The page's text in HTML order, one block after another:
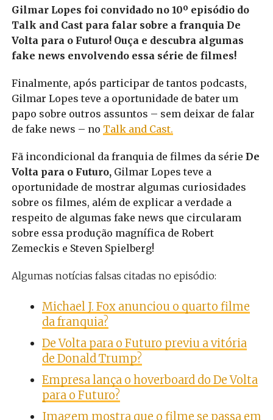
Gilmar Lopes foi convidado no 10º episódio do
Talk and Cast para falar sobre a franquia De
Volta para o Futuro! Ouça e descubra algumas
fake news envolvendo essa série de filmes!
Finalmente, após participar de tantos podcasts,
Gilmar Lopes teve a oportunidade de bater um
papo sobre outros assuntos – sem deixar de falar
de fake news – no Talk and Cast.
Fã incondicional da franquia de filmes da série De
Volta para o Futuro,Gilmar Lopes teve a
oportunidade de mostrar algumas curiosidades
sobre os filmes, além de explicar a verdade a
respeito de algumas fake news que circularam
sobre essa produção magnífica de Robert
Zemeckis e Steven Spielberg!
Algumas notícias falsas citadas no episódio:
Michael J. Fox anunciou o quarto filme
da franquia?
De Volta para o Futuro previu a vitória
de Donald Trump?
Empresa lança o hoverboard do De Volta
para o Futuro?
Imagem mostra que o filme se passa em